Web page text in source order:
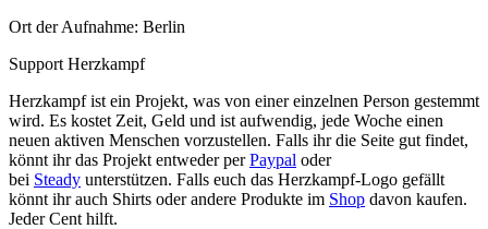
Ort der Aufnahme: Berlin
Support Herzkampf
Herzkampf ist ein Projekt, was von einer einzelnen Person gestemmt
wird. Es kostet Zeit, Geld und ist aufwendig, jede Woche einen
neuen aktiven Menschen vorzustellen. Falls ihr die Seite gut findet,
könnt ihr das Projekt entweder perPaypal oder
bei Steady unterstützen. Falls euch das Herzkampf-Logo gefällt
könnt ihr auch Shirts oder andere Produkte im Shop davon kaufen.
Jeder Cent hilft.